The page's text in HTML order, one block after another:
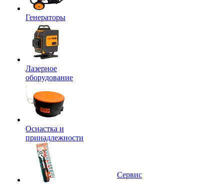
Генераторы
Лазерное
оборудование
Оснастка и
принадлежности
Сервис